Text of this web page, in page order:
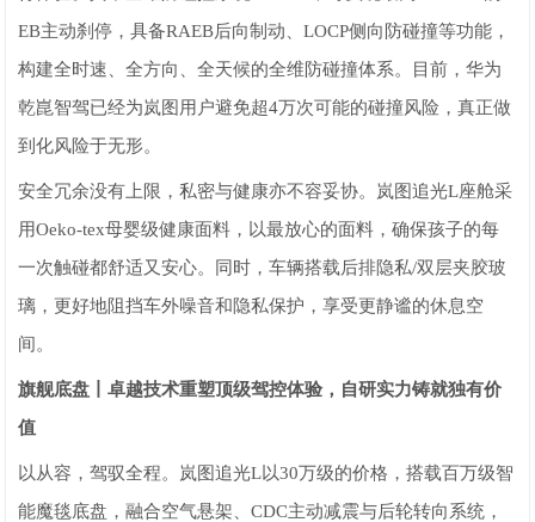
EB主动刹停，具备RAEB后向制动、LOCP侧向防碰撞等功能，
构建全时速、全方向、全天候的全维防碰撞体系。目前，华为
乾崑智驾已经为岚图用户避免超4万次可能的碰撞风险，真正做
到化风险于无形。
安全冗余没有上限，私密与健康亦不容妥协。岚图追光L座舱采
用Oeko-tex母婴级健康面料，以最放心的面料，确保孩子的每
一次触碰都舒适又安心。同时，车辆搭载后排隐私/双层夹胶玻
璃，更好地阻挡车外噪音和隐私保护，享受更静谧的休息空
间。
旗舰底盘丨卓越技术重塑顶级驾控体验，自研实力铸就独有价
值
以从容，驾驭全程。岚图追光L以30万级的价格，搭载百万级智
能魔毯底盘，融合空气悬架、CDC主动减震与后轮转向系统，